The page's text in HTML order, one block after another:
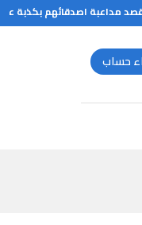
مداعبة اصدقائهم بكذبة
حساب